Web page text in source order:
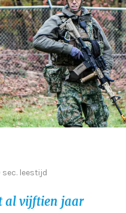
sec. leestijd
al vijftien jaar